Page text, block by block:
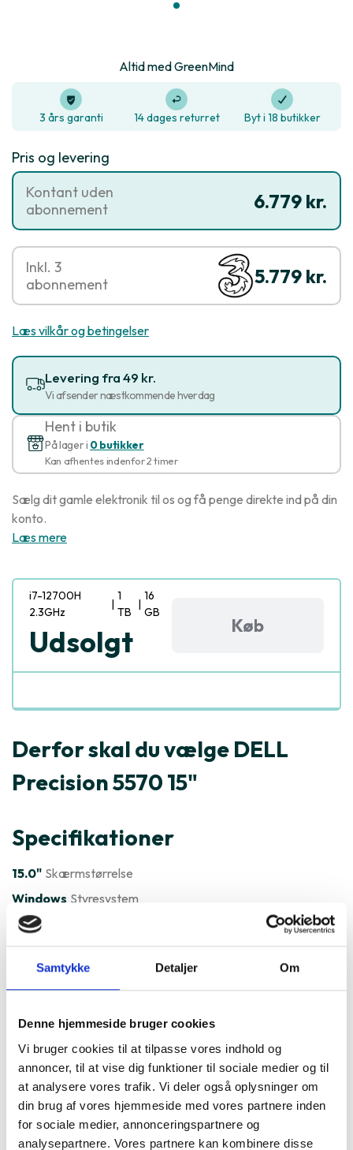
Samtykke Detaljer Om
Denne hjemmeside bruger cookies
Vi bruger cookies til at tilpasse vores indhold og
annoncer, til at vise dig funktioner til sociale medier og til
at analysere vores trafik. Vi deler også oplysninger om
din brug af vores hjemmeside med vores partnere inden
for sociale medier, annonceringspartnere og
analysepartnere. Vores partnere kan kombinere disse
Altid med GreenMind
3 års garanti 14 dages returret Byt i 18 butikker
Pris og levering
6.779 kr.
Kontant uden
abonnement
5.779 kr.
Inkl. 3
abonnement
Læs vilkår og betingelser
Levering fra 49 kr.
Vi afsender næstkommende hverdag
Hent i butik
På lager i 0 butikker
Kan afhentes indenfor 2 timer
Sælg dit gamle elektronik til os og få penge direkte ind på din
konto.
Læs mere
i7-12700H
2.3GHz
|
1
TB
|
16
GB
Udsolgt Køb
Derfor skal du vælge DELL
Precision 5570 15"
Specifikationer
15.0" Skærmstørrelse
Windows Styresystem
Varenummer
DELL Precision 5570 15" er ofte